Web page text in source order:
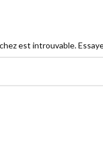
est introuvable.